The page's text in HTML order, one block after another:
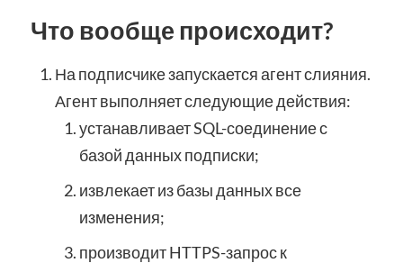
Что вообще происходит?
На подписчике запускается агент слияния.
Агент выполняет следующие действия:
устанавливает SQL-соединение с
базой данных подписки;
извлекает из базы данных все
изменения;
производит HTTPS-запрос к